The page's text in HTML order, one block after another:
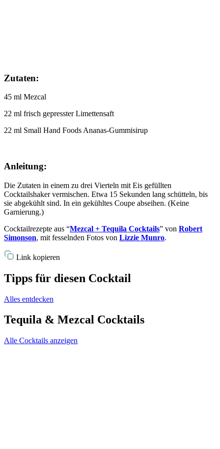
Zutaten:
45 ml Mezcal
22 ml frisch gepresster Limettensaft
22 ml Small Hand Foods Ananas-Gummisirup
Anleitung:
Die Zutaten in einem zu drei Vierteln mit Eis gefüllten
Cocktailshaker vermischen. Etwa 15 Sekunden lang schütteln, bis
sie abgekühlt sind. In ein gekühltes Coupe abseihen. (Keine
Garnierung.)
Cocktailrezepte aus “Mezcal + Tequila Cocktails” von Robert
Simonson, mit fesselnden Fotos von Lizzie Munro.
Link kopieren
Tipps für diesen Cocktail
Alles entdecken
Tequila & Mezcal Cocktails
Alle Cocktails anzeigen